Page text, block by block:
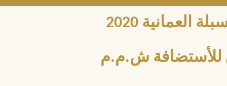
2020
للأستضافة ش.م.م